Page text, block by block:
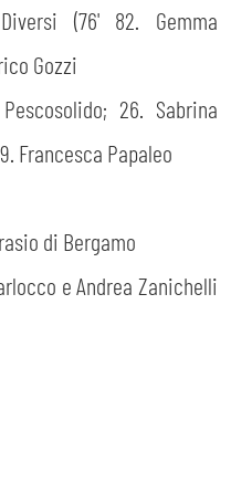
(76' 82. Gemma
Gozzi
26. Sabrina
Francesca Papaleo
di Bergamo
e Andrea Zanichelli